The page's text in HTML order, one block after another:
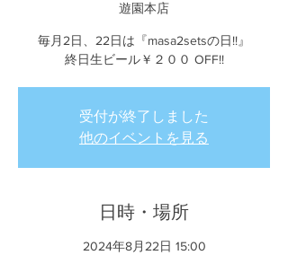
遊園本店
毎月2日、22日は『masa2setsの日!!』
終日生ビール￥２００ OFF!!
受付が終了しました
他のイベントを見る
日時・場所
2024年8月22日 15:00